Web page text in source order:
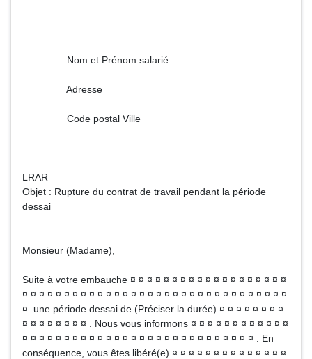
Nom et Prénom salarié
Adresse
Code postal Ville
LRAR
Objet : Rupture du contrat de travail pendant la période
dessai
Monsieur (Madame),
Suite à votre embauche ¤ ¤ ¤ ¤ ¤ ¤ ¤ ¤ ¤ ¤ ¤ ¤ ¤ ¤ ¤ ¤ ¤ ¤ ¤
¤ ¤ ¤ ¤ ¤ ¤ ¤ ¤ ¤ ¤ ¤ ¤ ¤ ¤ ¤ ¤ ¤ ¤ ¤ ¤ ¤ ¤ ¤ ¤ ¤ ¤ ¤ ¤ ¤ ¤ ¤ ¤
¤ une période dessai de (Préciser la durée) ¤ ¤ ¤ ¤ ¤ ¤ ¤ ¤
¤ ¤ ¤ ¤ ¤ ¤ ¤ ¤ . Nous vous informons ¤ ¤ ¤ ¤ ¤ ¤ ¤ ¤ ¤ ¤ ¤ ¤
¤ ¤ ¤ ¤ ¤ ¤ ¤ ¤ ¤ ¤ ¤ ¤ ¤ ¤ ¤ ¤ ¤ ¤ ¤ ¤ ¤ ¤ ¤ ¤ ¤ ¤ ¤ ¤ . En
conséquence, vous êtes libéré(e) ¤ ¤ ¤ ¤ ¤ ¤ ¤ ¤ ¤ ¤ ¤ ¤ ¤ ¤